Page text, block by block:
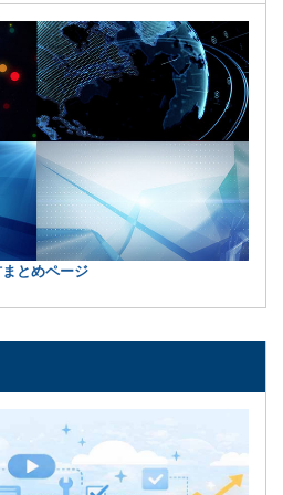
まとめページ